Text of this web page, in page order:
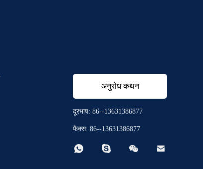
अनुरोध कथन
दूरभाष: 86--13631386877
फैक्स: 86--13631386877
   